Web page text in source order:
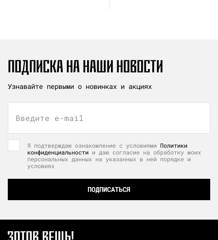
ПОДПИСКА НА НАШИ НОВОСТИ
Узнавайте первыми о новинках и акциях
Введите e-mail
Я подтверждаю ознакомление с условиями Политики
конфиденциальности и даю согласие на обработку моих
персональных данных на указанных в ней порядке и
условиях
ПОДПИСАТЬСЯ